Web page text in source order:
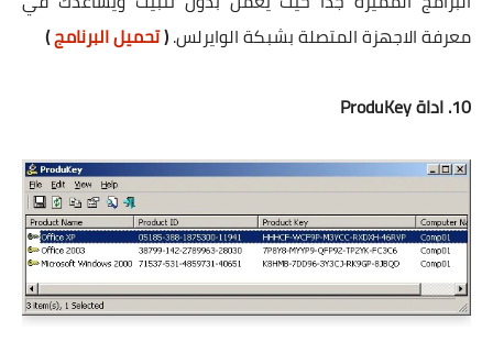
معرفة الاجهزة المتصلة بشبكة الوايرلس.(تحميل البرنامج)
10. اداة ProduKey